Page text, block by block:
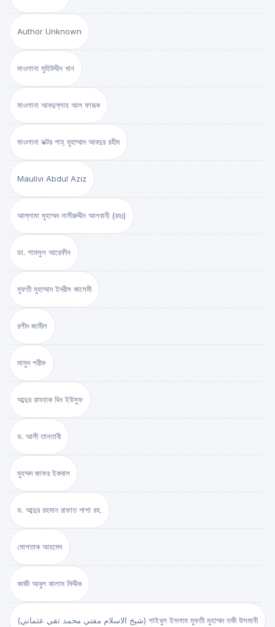
Author Unknown
মাওলানা মুহিউদ্দীন খান
মাওলানা আবদুল্লাহ আল ফারূক
মাওলানা ডক্টর শাহ্‌ মুহাম্মাদ আবদুর রহীম
Maulivi Abdul Aziz
আল্লামা মুহাম্মদ নাসীরুদ্দীন আলবানী (রহঃ)
ডা. শামসুল আরেফীন
মুফতী মুহাম্মাদ ইদরীস কাসেমী
রশীদ জামীল
মাসুদ শরীফ
আব্দুর রাযযাক বিন ইউসুফ
ড. আলী তানতাবী
মুহম্মদ জাফর ইকবাল
ড. আব্দুর রহমান রাফাত পাশা রহ.
মোশতাক আহমেদ
কাজী আবুল কালাম সিদ্দীক
(شيخ الاسلام مفتي محمد تقي عثماني) শাইখুল ইসলাম মুফতী মুহাম্মদ তকী উসমানী